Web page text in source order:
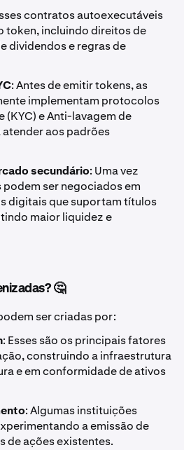
contratos autoexecutáveis
token, incluindo direitos de
dividendos e regras de
: Antes de emitir tokens, as
implementam protocolos
(KYC) e Anti-lavagem de
atender aos padrões
secundário: Uma vez
ser negociados em
digitais que suportam títulos
maior liquidez e
🤔
ser criadas por:
: Esses são os principais fatores
construindo a infraestrutura
e em conformidade de ativos
: Algumas instituições
a emissão de
de ações existentes.